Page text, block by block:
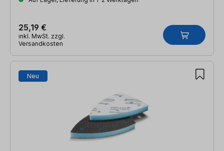
25,19 €
inkl. MwSt. zzgl.
Versandkosten
Neu